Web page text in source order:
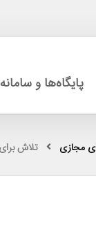
پایگاه‌ها و
مجازی تلاش